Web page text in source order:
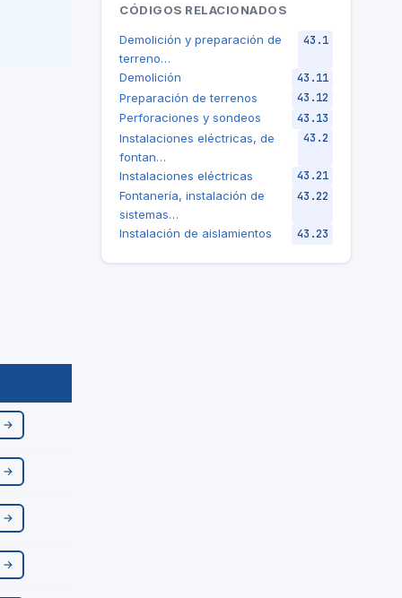
→
→
→
→
CÓDIGOS RELACIONADOS
Demolición y preparación de
terreno…
43.1
Demolición
43.11
Preparación de terrenos
43.12
Perforaciones y sondeos
43.13
Instalaciones eléctricas, de
fontan…
43.2
Instalaciones eléctricas
43.21
Fontanería, instalación de
sistemas…
43.22
Instalación de aislamientos 43.23